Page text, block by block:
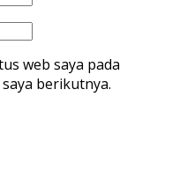
web saya pada
berikutnya.